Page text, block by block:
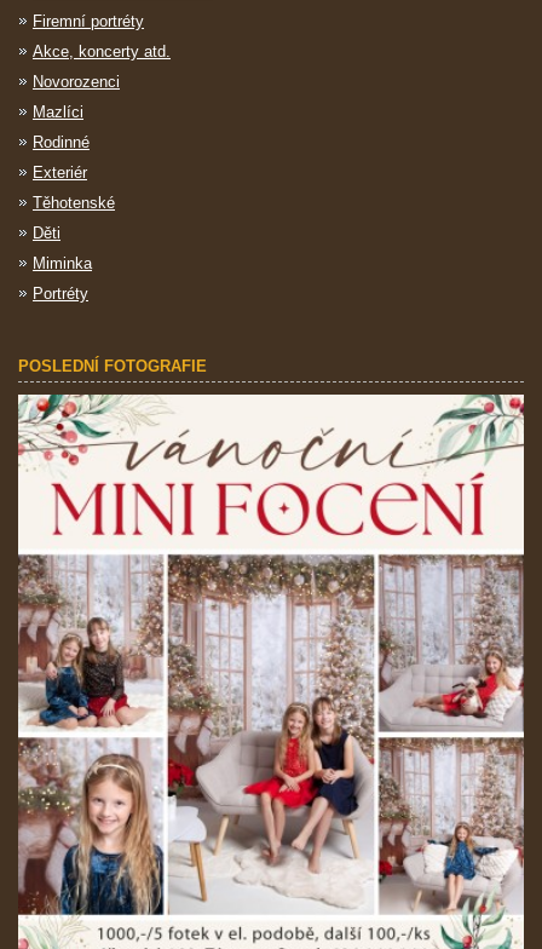
Firemní portréty
Akce, koncerty atd.
Novorozenci
Mazlíci
Rodinné
Exteriér
Těhotenské
Děti
Miminka
Portréty
POSLEDNÍ FOTOGRAFIE